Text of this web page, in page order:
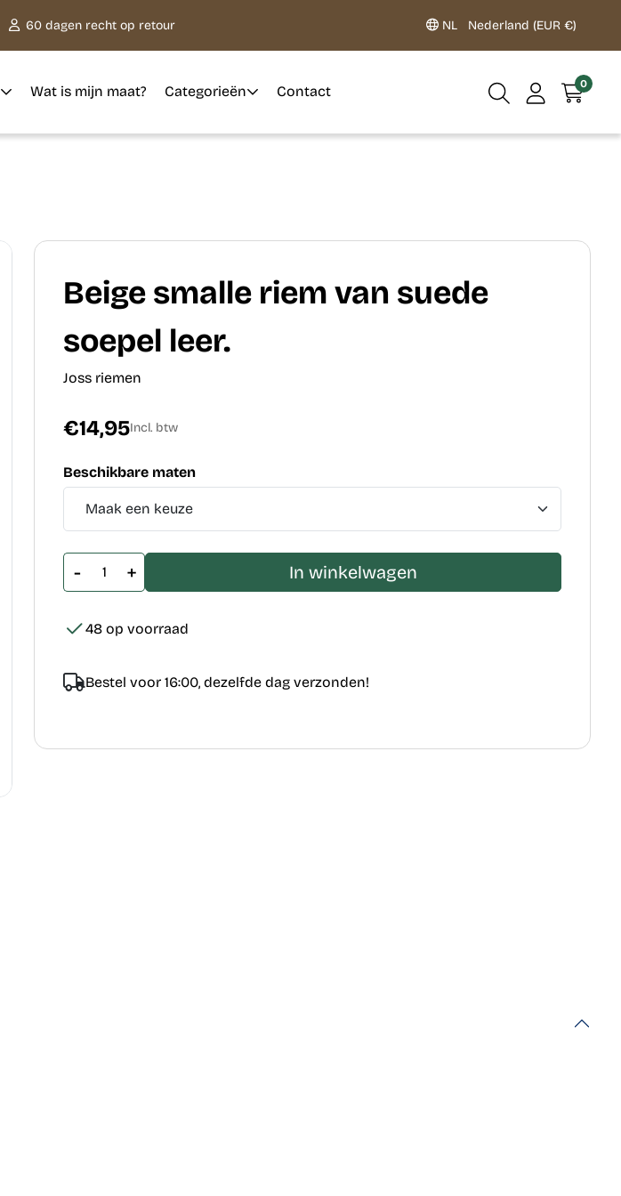
60 dagen recht op retour NL Nederland (EUR €)
Wat is mijn maat? Categorieën Contact 0
Beige smalle riem van suede
soepel leer.
Joss riemen
€14,95Incl. btw
Beschikbare maten
- + In winkelwagen
48 op voorraad
Bestel voor 16:00, dezelfde dag verzonden!